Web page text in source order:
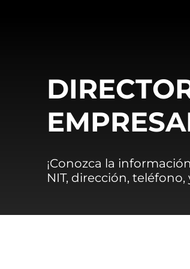
¡Conozca la
NIT, dirección,